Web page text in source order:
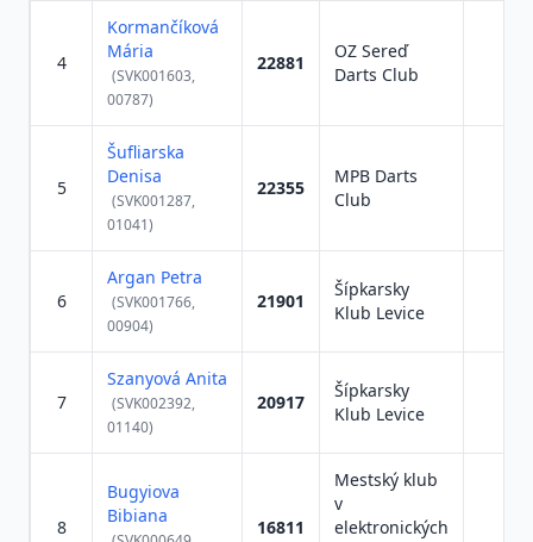
4
Kormančíková
Mária
(SVK001603,
00787)
22881
OZ Sereď
Darts Club
5
Šufliarska
Denisa
(SVK001287,
01041)
22355
MPB Darts
Club
6
Argan Petra
(SVK001766,
00904)
21901
Šípkarsky
Klub Levice
7
Szanyová Anita
(SVK002392,
01140)
20917
Šípkarsky
Klub Levice
8
Bugyiova
Bibiana
16811
Mestský klub
v
elektronických